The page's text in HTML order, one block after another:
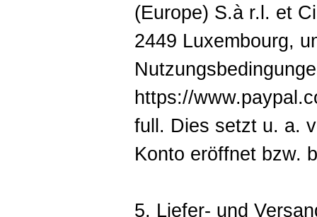
(Europe) S.à r.l. et
2449 Luxembourg,
https://
full. Dies setzt u. a.
Konto eröffnet bzw.
5. Liefer- und